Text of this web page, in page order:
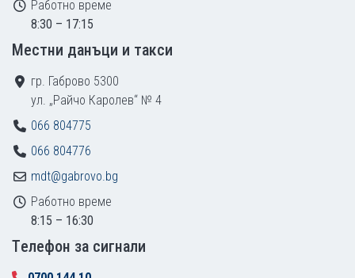
Работно време
8:30 – 17:15
Местни данъци и такси
гр. Габрово 5300
ул. „Райчо Каролев“ № 4
066 804775
066 804776
mdt@gabrovo.bg
Работно време
8:15 – 16:30
Tелефон за сигнали